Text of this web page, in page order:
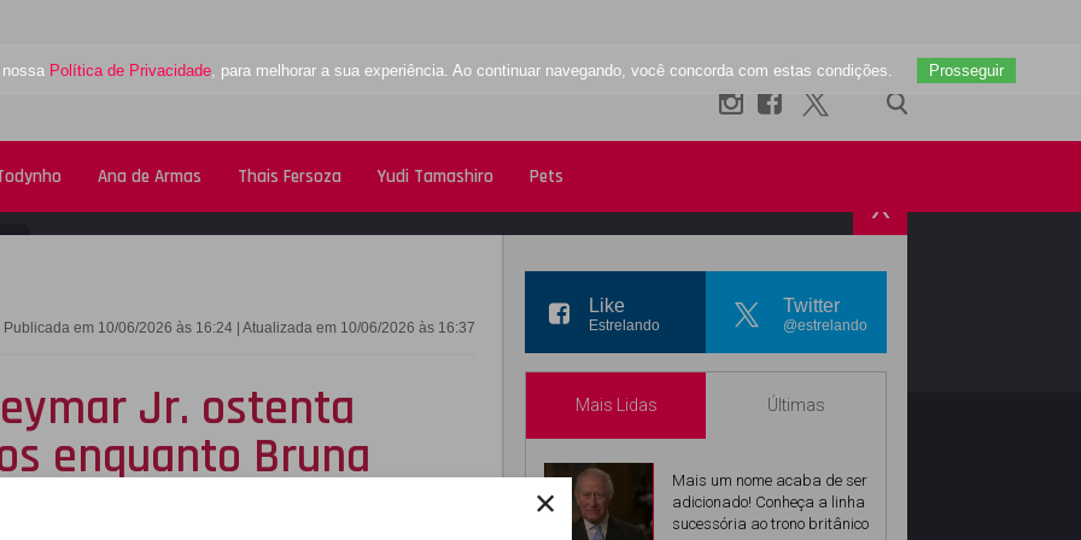
×
Política de Privacidade, para melhorar a sua experiência. Ao continuar navegando, você concorda com estas condições. Prosseguir
Ana de Armas Thais Fersoza Yudi Tamashiro Pets
X
Publicada em 10/06/2026 às 16:24 | Atualizada em 10/06/2026 às 16:37
Jr. ostenta
enquanto Bruna
Like
Estrelando
Twitter
@estrelando
Mais Lidas Últimas
Mais um nome acaba de ser
adicionado! Conheça a linha
sucessória ao trono britânico
INSTAGRAM